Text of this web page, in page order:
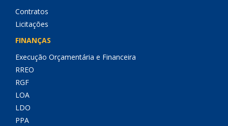
Contratos
Licitações
FINANÇAS
Execução Orçamentária e Financeira
RREO
RGF
LOA
LDO
PPA